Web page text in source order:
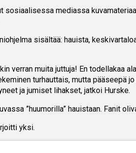
sosiaalisessa mediassa
sisältää: hauista,
verran muita juttuja! En todellakaa
turhauttais, mutta pääseepä
ja jumiset lihakset, jatkoi Hurske.
”huumorilla” hauistaan. Fanit
yksi.